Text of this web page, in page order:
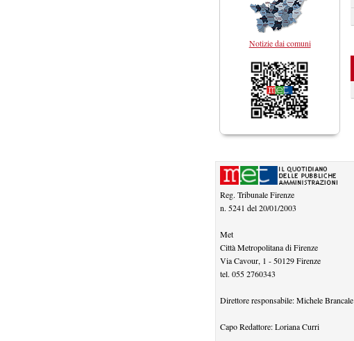
Notizie dai comuni
Reg. Tribunale Firenze
n. 5241 del 20/01/2003
Met
Città Metropolitana di Firenze
Via Cavour, 1 - 50129 Firenze
tel. 055 2760343
Direttore responsabile:Michele Brancale
Capo Redattore:Loriana Curri